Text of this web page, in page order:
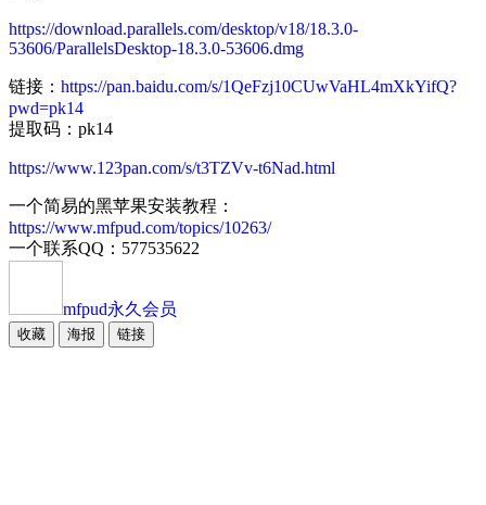
https://download.parallels.com/desktop/v18/18.3.0-
53606/ParallelsDesktop-18.3.0-53606.dmg
链接： https://pan.baidu.com/s/1QeFzj10CUwVaHL4mXkYifQ?
pwd=pk14
提取码：pk14
https://www.123pan.com/s/t3TZVv-t6Nad.html
一个简易的黑苹果安装教程：
https://www.mfpud.com/topics/10263/
一个联系QQ：577535622
mfpud永久会员
收藏 海报 链接